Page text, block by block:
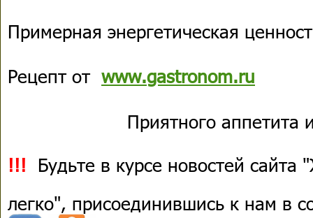
Примерная энергетическая
Рецепт от www.gastronom.ru
Приятного аппетита
!!! Будьте в курсе новостей
легко", присоединившись к нам в